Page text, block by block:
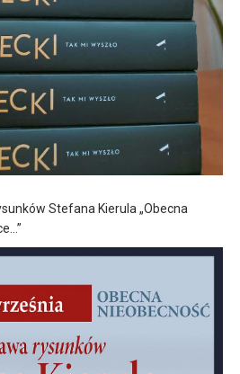
Stefana Kierula „Obecna